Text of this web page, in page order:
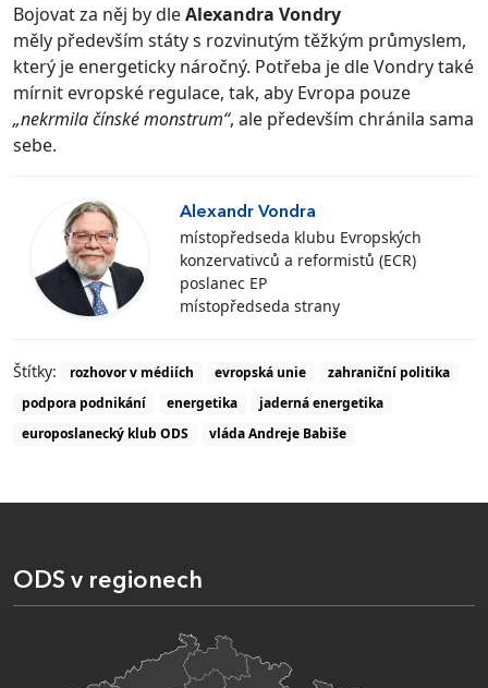
Bojovat za něj by dleAlexandra Vondry
měly především státy s rozvinutým těžkým průmyslem,
který je energeticky náročný. Potřeba je dle Vondry také
mírnit evropské regulace, tak, aby Evropa pouze
„nekrmila čínské monstrum“, ale především chránila sama
sebe.
Alexandr Vondra
místopředseda klubu Evropských
konzervativců a reformistů (ECR)
poslanec EP
místopředseda strany
Štítky: rozhovor v médiích evropská unie
zahraniční politika
podpora podnikání
energetika
jaderná energetika
europoslanecký klub ODS
vláda Andreje Babiše
ODS v regionech